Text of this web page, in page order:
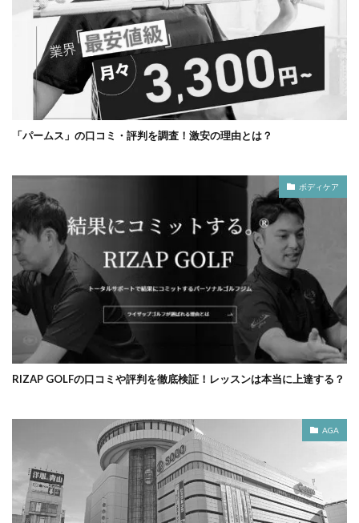
「パームス」の口コミ・評判を調査！激安の理由とは？
ボディケア
RIZAP GOLFの口コミや評判を徹底検証！レッスンは本当に上達する？
AGA